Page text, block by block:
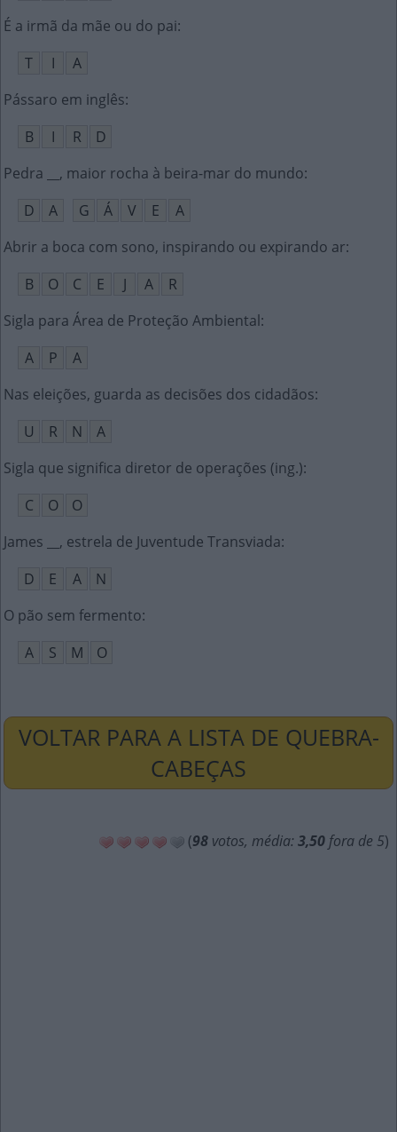
É a irmã da mãe ou do pai:
T
I
A
Pássaro em inglês:
B
I R
D
Pedra __, maior rocha à beira-mar do mundo:
D
A G Á V E
A
Abrir a boca com sono, inspirando ou expirando ar:
B
O C E J A
R
Sigla para Área de Proteção Ambiental:
A
P
A
Nas eleições, guarda as decisões dos cidadãos:
U
R N
A
Sigla que significa diretor de operações (ing.):
C
O
O
James __, estrela de Juventude Transviada:
D
E A
N
O pão sem fermento:
A
S M O
VOLTAR PARA A LISTA DE QUEBRA-
CABEÇAS
(98 votos, média: 3,50 fora de 5)